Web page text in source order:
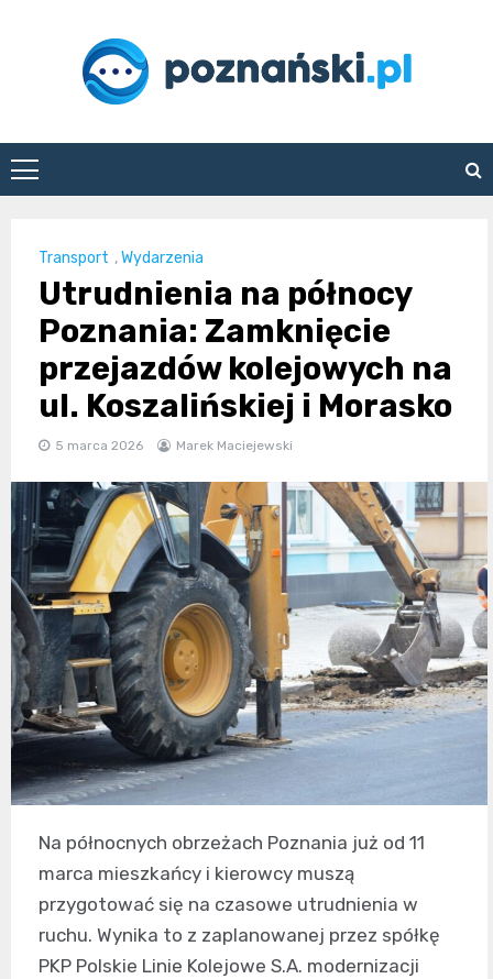
poznanski.pl
Transport ,Wydarzenia
Utrudnienia na północy
Poznania: Zamknięcie
przejazdów kolejowych na
ul. Koszalińskiej i Morasko
5 marca 2026 Marek Maciejewski
Na północnych obrzeżach Poznania już od 11
marca mieszkańcy i kierowcy muszą
przygotować się na czasowe utrudnienia w
ruchu. Wynika to z zaplanowanej przez spółkę
PKP Polskie Linie Kolejowe S.A. modernizacji